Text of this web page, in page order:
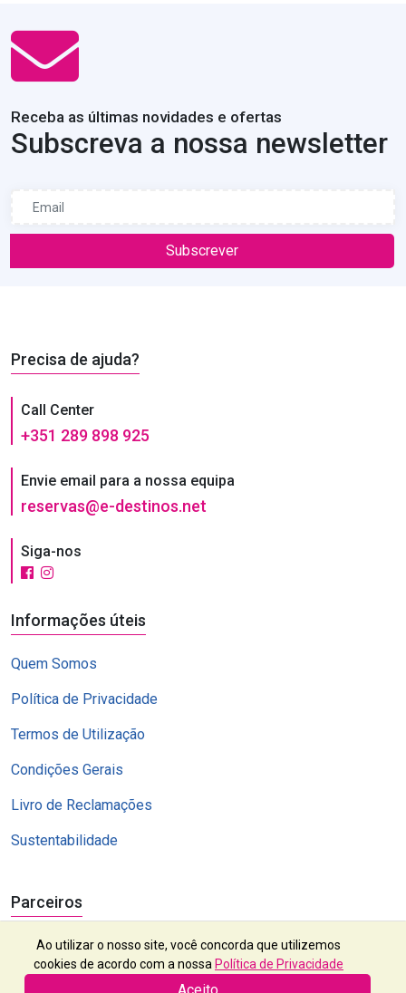
Receba as últimas novidades e ofertas
Subscreva a nossa newsletter
Subscrever
Precisa de ajuda?
Call Center
+351 289 898 925
Envie email para a nossa equipa
reservas@e-destinos.net
Siga-nos
Informações úteis
Quem Somos
Política de Privacidade
Termos de Utilização
Condições Gerais
Livro de Reclamações
Sustentabilidade
Parceiros
Ao utilizar o nosso site, você concorda que utilizemos
cookies de acordo com a nossa Política de Privacidade